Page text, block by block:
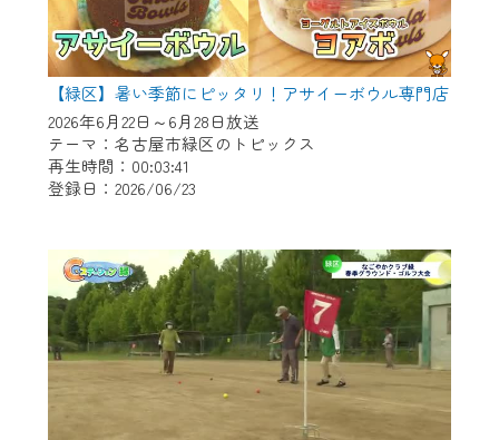
【緑区】暑い季節にピッタリ！アサイーボウル専門店
2026年6月22日～6月28日放送
テーマ：名古屋市緑区のトピックス
再生時間：00:03:41
登録日：2026/06/23